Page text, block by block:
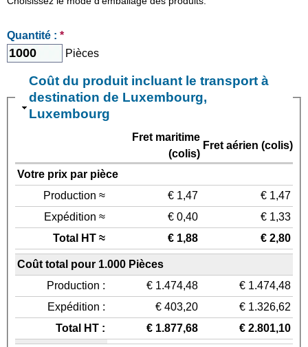
Quantité : *
Pièces
Coût du produit incluant le transport à
destination de Luxembourg,
Luxembourg
Fret maritime
(colis)
Fret aérien (colis)
Votre prix par pièce
Production ≈
€ 1,47
€ 1,47
Expédition ≈
€ 0,40
€ 1,33
Total HT ≈
€ 1,88 € 2,80
Coût total pour 1.000 Pièces
Production :
€ 1.474,48
€ 1.474,48
Expédition :
€ 403,20
€ 1.326,62
Total HT :
€ 1.877,68 € 2.801,10